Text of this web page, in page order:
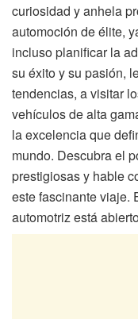
curiosidad y anhela
automoción de élite,
incluso planificar la
su éxito y su pasión,
tendencias, a visitar
vehículos de alta
la excelencia que
mundo. Descubra el
prestigiosas y hable
este fascinante viaje.
automotriz está